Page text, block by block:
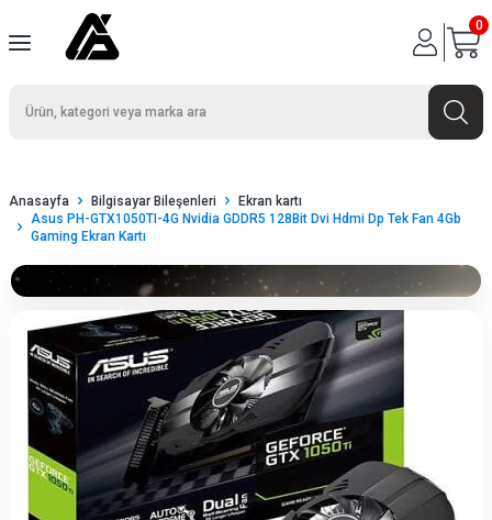
0
Anasayfa Bilgisayar Bileşenleri
Ekran kartı
Asus PH-GTX1050TI-4G Nvidia GDDR5 128Bit Dvi Hdmi Dp Tek Fan 4Gb
Gaming Ekran Kartı